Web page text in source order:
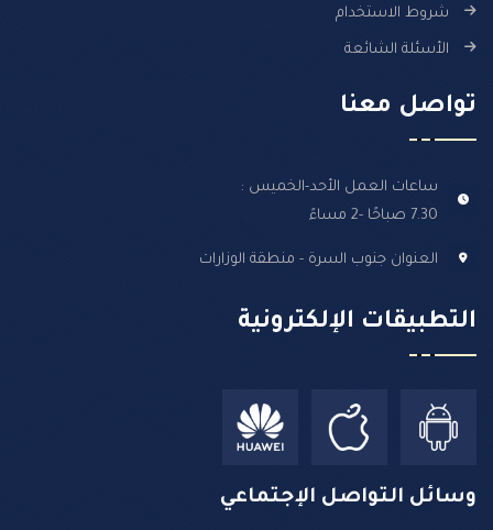
شروط الاستخدام
الأسئلة الشائعة
تواصل معنا
ساعات العمل الأحد-الخميس :
7.30 صباحًا -2 مساءً
العنوان جنوب السرة - منطقة الوزارات
التطبيقات الإلكترونية
وسائل التواصل الإجتماعي